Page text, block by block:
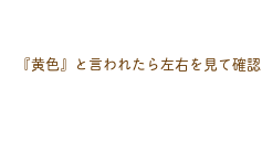
『黄色』と言われたら左右を見て確認